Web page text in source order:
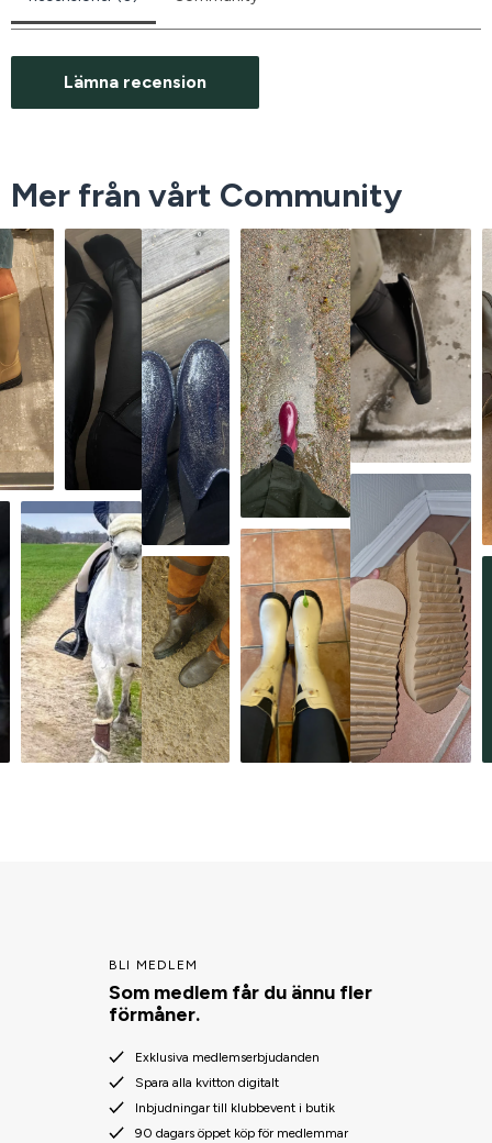
Lämna recension
Mer från vårt Community
BLI MEDLEM
Som medlem får du ännu fler
förmåner.
Exklusiva medlemserbjudanden
Spara alla kvitton digitalt
Inbjudningar till klubbevent i butik
90 dagars öppet köp för medlemmar